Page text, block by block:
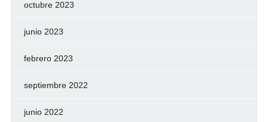
octubre 2023
junio 2023
febrero 2023
septiembre 2022
junio 2022